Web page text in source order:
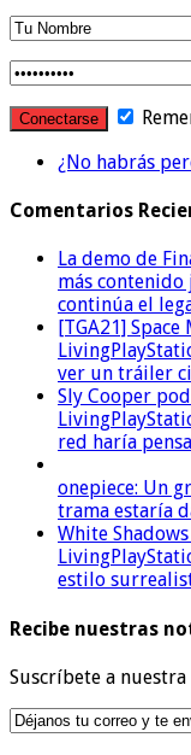
¿No habrás
Comentarios
La demo de
más
continúa el
[TGA21]
ver un tráiler
Sly Cooper
red haría
onepiece: Un
trama estaría
White
estilo
Recibe nuestras
Suscríbete a